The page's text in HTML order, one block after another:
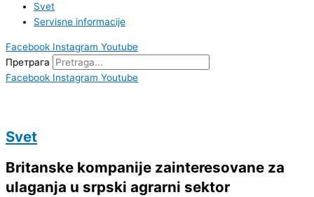
Svet
Servisne informacije
Facebook Instagram Youtube
Претрага
Facebook Instagram Youtube
Svet
Britanske kompanije zainteresovane za
ulaganja u srpski agrarni sektor